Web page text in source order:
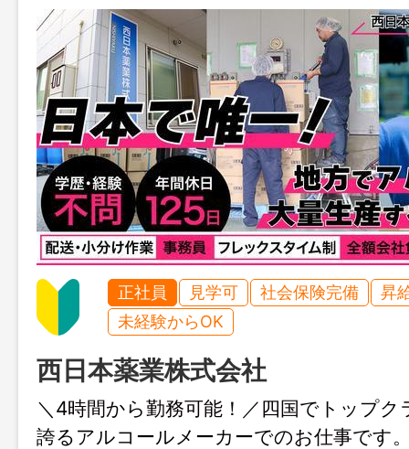
正社員 見学可 社会保険完備
昇
未経験からOK
西日本薬業株式会社
＼4時間から勤務可能！／四国でトップク
誇るアルコールメーカーでのお仕事です